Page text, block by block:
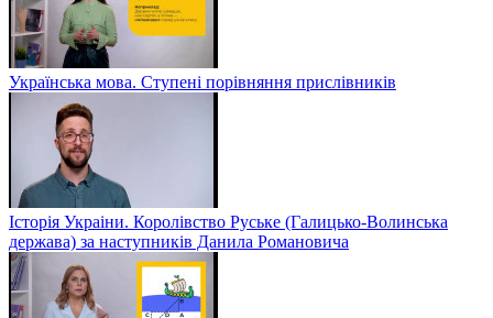
Українська мова. Ступені порівняння прислівників
Історія Украіни. Королівство Руське (Галицько-Волинська
держава) за наступників Данила Романовича